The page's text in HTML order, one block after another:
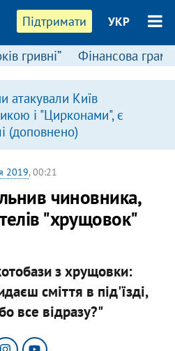
Підтримати УКР
гривні” Фінансова
атакували Київ
і "Цирконами", є
(доповнено)
2019, 00:21
чиновника,
"хрущовок"
з хрущовки:
сміття в під'їзді,
все відразу?"